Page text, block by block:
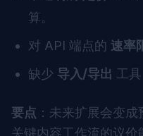
算。
对 API 端点的 速率
缺少 导入/导出 工
要点 ：未来扩展会变
关键内容工作流的议价